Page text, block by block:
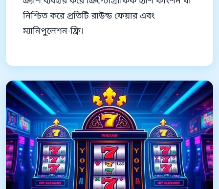
নিশ্চিত করে প্রতিটি রাউন্ড ফেয়ার এবং
ম্যানিপুলেশন-ফ্রি।